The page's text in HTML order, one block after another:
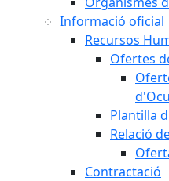
Informació oficial
Recursos
Ofertes
Plantilla
Relació
Contractació